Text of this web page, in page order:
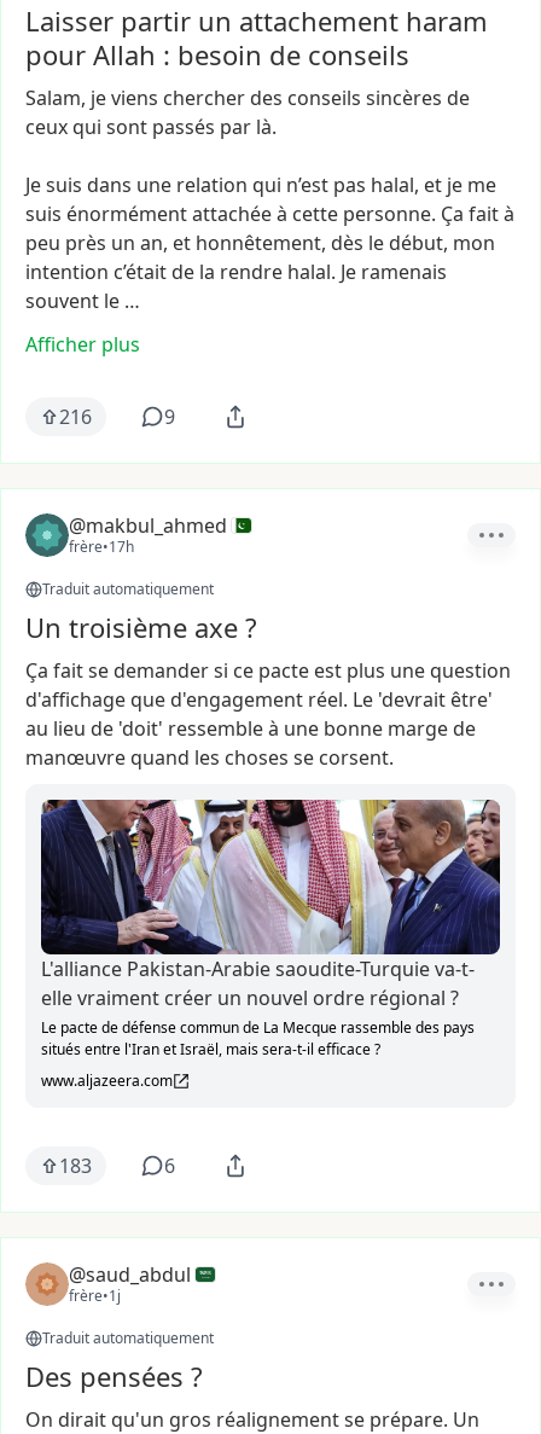
Laisser partir un attachement haram
pour Allah : besoin de conseils
Salam, jeviens chercher des conseils sincères de
ceux qui sont passés par là.
Jesuis dans une relation qui n’est pas halal, et je me
suis énormémentattachéeà cette personne. Ça faità
peu près un an, et honnêtement, dès le début, mon
intention c’était de la rendre halal. Je ramenais
souvent le …
Afficher plus
216 9
@makbul_ahmed
frère•17h
Traduit automatiquement
Un troisième axe ?
Ça faitse demandersi ce pacte est plus une question
d'affichage que d'engagement réel. Le 'devrait être'
au lieu de 'doit' ressembleà une bonne marge de
manœuvre quand les choses se corsent.
L'alliance Pakistan-Arabie saoudite-Turquie va-t-
elle vraiment créer un nouvel ordre régional ?
Le pacte de défense commun de La Mecque rassemble des pays
situés entre l'Iran et Israël, mais sera-t-il efficace ?
www.aljazeera.com
183 6
@saud_abdul
frère•1j
Traduit automatiquement
Des pensées ?
On dirait qu'un gros réalignementse prépare. Un